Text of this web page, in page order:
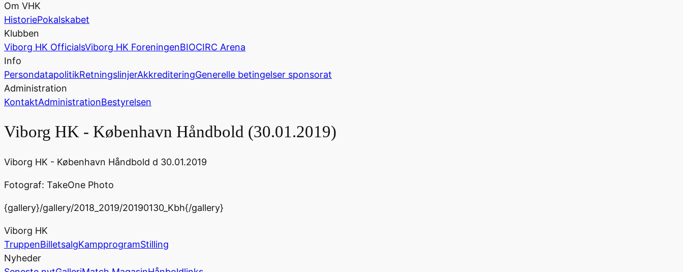
Om VHK
HistoriePokalskabet
Klubben
Viborg HK OfficialsViborg HK ForeningenBIOCIRC Arena
Info
PersondatapolitikRetningslinjerAkkrediteringGenerelle betingelser sponsorat
Administration
KontaktAdministrationBestyrelsen
Viborg HK - København Håndbold (30.01.2019)
Viborg HK - København Håndbold d 30.01.2019
Fotograf: TakeOne Photo
{gallery}/gallery/2018_2019/20190130_Kbh{/gallery}
Viborg HK
TruppenBilletsalgKampprogramStilling
Nyheder